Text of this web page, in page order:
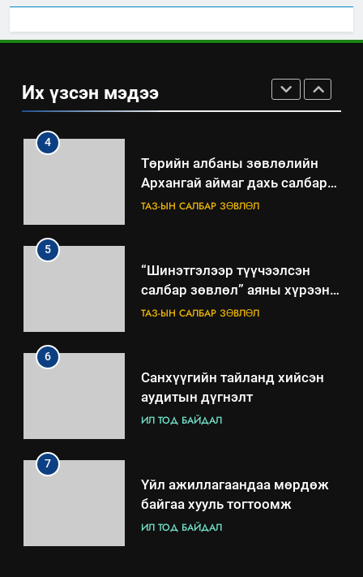
Их үзсэн мэдээ
3
4
Төрийн албаны зөвлөлийн
Архангай аймаг дахь салбар
зөвлөлийн 2025 оны үйл
ТАЗ-ЫН САЛБАР ЗӨВЛӨЛ
5
“Шинэтгэлээр түүчээлсэн
салбар зөвлөл” аяны хүрээнд
зохион байгуулах арга
ТАЗ-ЫН САЛБАР ЗӨВЛӨЛ
6
Санхүүгийн тайланд хийсэн
аудитын дүгнэлт
ИЛ ТОД БАЙДАЛ
7
Үйл ажиллагаандаа мөрдөж
байгаа хууль тогтоомж
ИЛ ТОД БАЙДАЛ